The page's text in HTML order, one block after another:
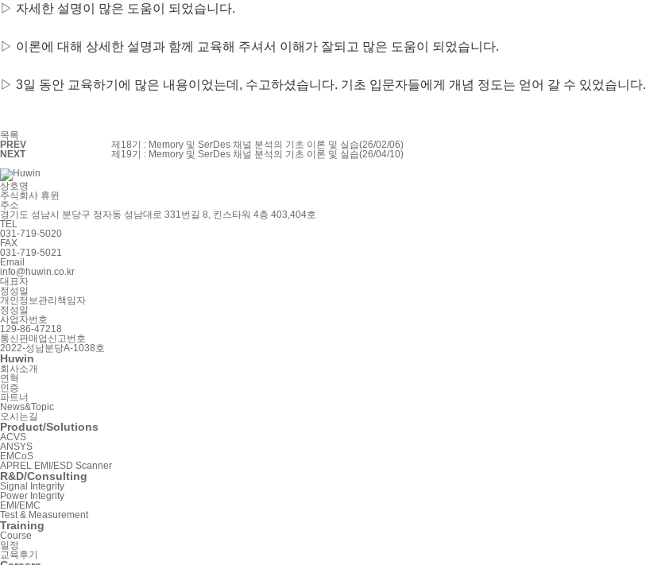
▷ 자세한 설명이 많은 도움이 되었습니다.
▷ 이론에 대해 상세한 설명과 함께 교육해 주셔서 이해가 잘되고 많은 도움이 되었습니다.
▷ 3일 동안 교육하기에 많은 내용이었는데, 수고하셨습니다. 기초 입문자들에게 개념 정도는 얻어 갈 수 있었습니다.
목록
PREV
제18기 : Memory 및 SerDes 채널 분석의 기초 이론 및 실습(26/02/06)
NEXT
제19기 : Memory 및 SerDes 채널 분석의 기초 이론 및 실습(26/04/10)
상호명
주식회사 휴윈
주소
경기도 성남시 분당구 정자동 성남대로 331번길 8, 킨스타워 4층 403,404호
TEL
031-719-5020
FAX
031-719-5021
Email
info@huwin.co.kr
대표자
정성일
개인정보관리책임자
정성일
사업자번호
129-86-47218
통신판매업신고번호
2022-성남분당A-1038호
Huwin
회사소개
연혁
인증
파트너
News&Topic
오시는길
Product/Solutions
ACVS
ANSYS
EMCoS
APREL EMI/ESD Scanner
R&D/Consulting
Signal Integrity
Power Integrity
EMI/EMC
Test & Measurement
Training
Course
일정
교육후기